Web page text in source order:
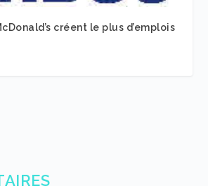
créent le plus d’emplois